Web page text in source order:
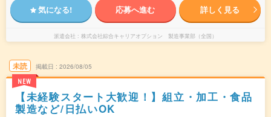
気になる! 応募へ進む 詳しく見る
派遣会社 株式会社綜合キャリアオプション 製造事業部（全国）
未読
NEW
掲載日 2026/08/05
【未経験スタート大歓迎！】組立・加工・食品
製造など/日払いOK